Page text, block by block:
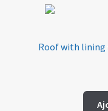
Roof with lining